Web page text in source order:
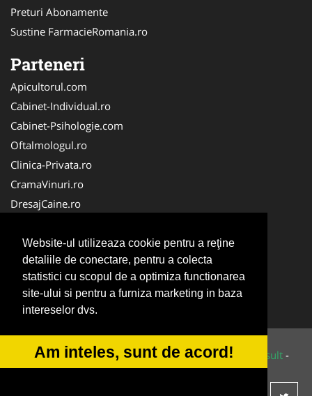
Website-ul utilizeaza cookie pentru a reţine
detaliile de conectare, pentru a colecta
statistici cu scopul de a optimiza functionarea
site-ului si pentru a furniza marketing in baza
intereselor dvs.
Am inteles, sunt de acord!
Preturi Abonamente
Sustine FarmacieRomania.ro
Parteneri
Apicultorul.com
Cabinet-Individual.ro
Cabinet-Psihologie.com
Oftalmologul.ro
Clinica-Privata.ro
CramaVinuri.ro
DresajCaine.ro
Alpinist-Utilitar.com
Birouri-Cadastru.ro
Cardiologul.ro
Service-Reparatii.com
© 2014-2026 Powered byVilonMedia&Tokaido Consult -
ANPC SOL